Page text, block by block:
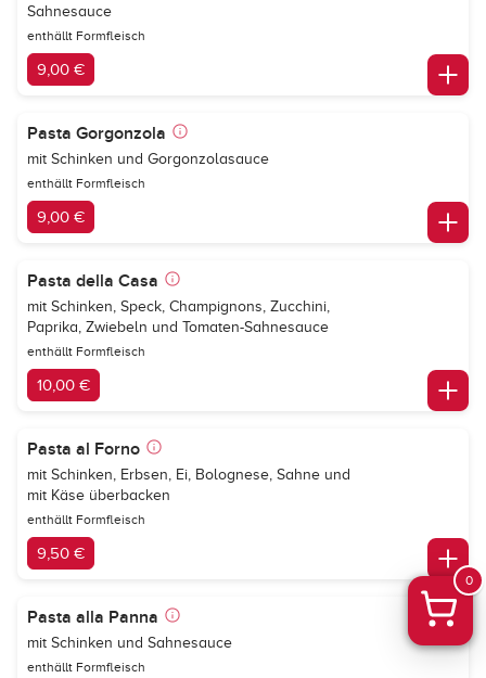
Sahnesauce
enthällt Formfleisch
9,00 €
Pasta Gorgonzola
mit Schinken und Gorgonzolasauce
enthällt Formfleisch
9,00 €
Pasta della Casa
mit Schinken, Speck, Champignons, Zucchini,
Paprika, Zwiebeln und Tomaten-Sahnesauce
enthällt Formfleisch
10,00 €
Pasta al Forno
mit Schinken, Erbsen, Ei, Bolognese, Sahne und
mit Käse überbacken
enthällt Formfleisch
9,50 €
Pasta alla Panna
mit Schinken und Sahnesauce
enthällt Formfleisch
0